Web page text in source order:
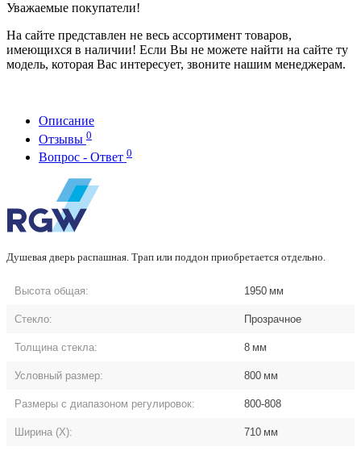
Уважаемые покупатели!
На сайте представлен не весь ассортимент товаров,
имеющихся в наличии! Если Вы не можете найти на сайте ту
модель, которая Вас интересует, звоните нашим менеджерам.
Описание
Отзывы 0
Вопрос - Ответ 0
Душевая дверь распашная. Трап или поддон приобретается отдельно.
Высота общая: 1950 мм
Стекло: Прозрачное
Толщина стекла: 8 мм
Условный размер: 800 мм
Размеры с диапазоном регулировок: 800-808
Ширина (Х): 710 мм